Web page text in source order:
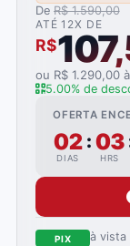
De R$ 1.590,00
ATÉ 12X DE
R$
ou R$ 1.290,00
5.00% de
OFERTA
02
DIAS
: 03
HRS
PIX à vista